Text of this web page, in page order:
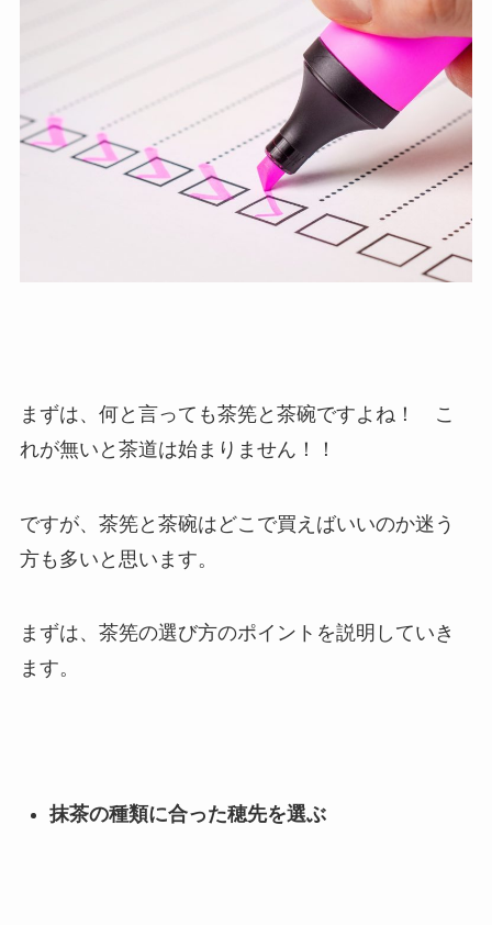
まずは、何と言っても茶筅と茶碗ですよね！ こ
れが無いと茶道は始まりません！！
ですが、茶筅と茶碗はどこで買えばいいのか迷う
方も多いと思います。
まずは、茶筅の選び方のポイントを説明していき
ます。
抹茶の種類に合った穂先を選ぶ